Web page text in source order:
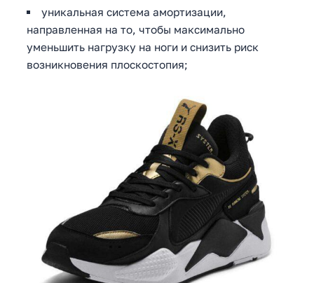
уникальная система амортизации,
направленная на то, чтобы максимально
уменьшить нагрузку на ноги и снизить риск
возникновения плоскостопия;